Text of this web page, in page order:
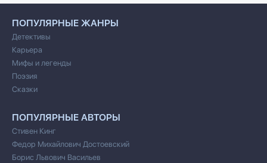
ПОПУЛЯРНЫЕ ЖАНРЫ
Детективы
Карьера
Мифы и легенды
Поэзия
Сказки
ПОПУЛЯРНЫЕ АВТОРЫ
Стивен Кинг
Федор Михайлович Достоевский
Борис Львович Васильев